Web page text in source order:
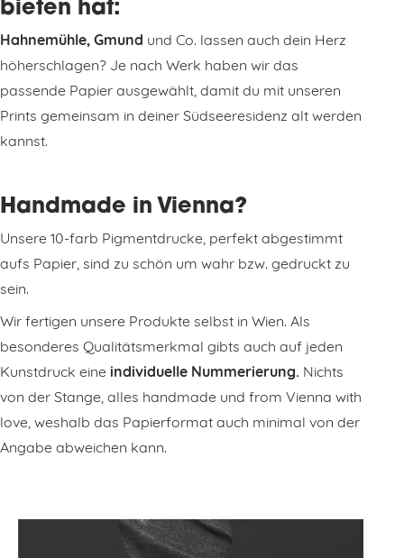
bieten hat:
Hahnemühle, Gmund und Co. lassen auch dein Herz
höherschlagen? Je nach Werk haben wir das
passende Papier ausgewählt, damit du mit unseren
Prints gemeinsam in deiner Südseeresidenz alt werden
kannst.
Handmade in Vienna?
Unsere 10-farb Pigmentdrucke, perfekt abgestimmt
aufs Papier, sind zu schön um wahr bzw. gedruckt zu
sein.
Wir fertigen unsere Produkte selbst in Wien. Als
besonderes Qualitätsmerkmal gibts auch auf jeden
Kunstdruck eine individuelle Nummerierung. Nichts
von der Stange, alles handmade und from Vienna with
love, weshalb das Papierformat auch minimal von der
Angabe abweichen kann.